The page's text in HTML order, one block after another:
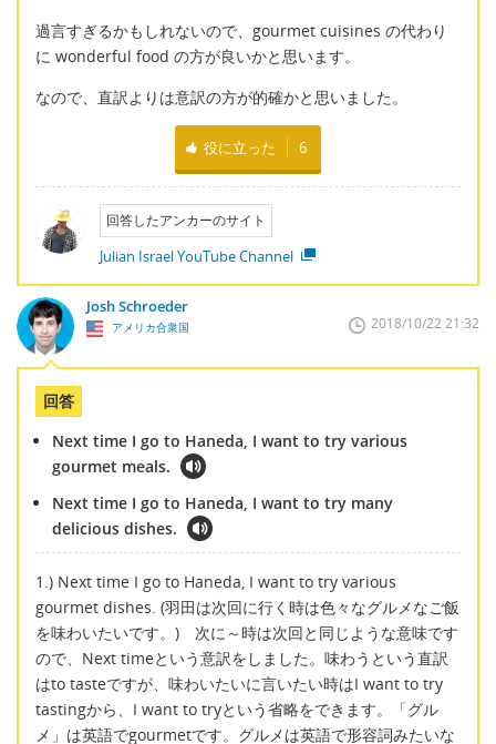
過言すぎるかもしれないので、gourmet cuisines の代わり
に wonderful food の方が良いかと思います。
なので、直訳よりは意訳の方が的確かと思いました。
役に立った 6
回答したアンカーのサイト
Julian Israel YouTube Channel
Josh Schroeder
アメリカ合衆国 2018/10/22 21:32
回答
Next time I go to Haneda, I want to try various
gourmet meals.
Next time I go to Haneda, I want to try many
delicious dishes.
1.) Next time I go to Haneda, I want to try various
gourmet dishes. (羽田は次回に行く時は色々なグルメなご飯
を味わいたいです。) 次に～時は次回と同じような意味です
ので、Next timeという意訳をしました。味わうという直訳
はto tasteですが、味わいたいに言いたい時はI want to try
tastingから、I want to tryという省略をできます。「グル
メ」は英語でgourmetです。グルメは英語で形容詞みたいな